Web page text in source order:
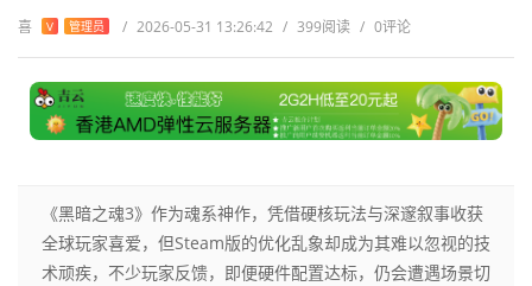
喜 V 管理员 / 2026-05-31 13:26:42 / 399阅读 / 0评论
《黑暗之魂3》作为魂系神作，凭借硬核玩法与深邃叙事收获
全球玩家喜爱，但Steam版的优化乱象却成为其难以忽视的技
术顽疾，不少玩家反馈，即便硬件配置达标，仍会遭遇场景切